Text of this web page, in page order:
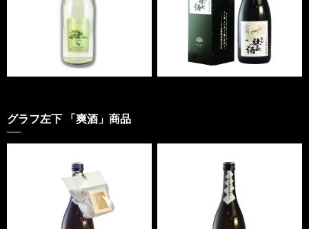
グラフ左下 「爽酒」商品